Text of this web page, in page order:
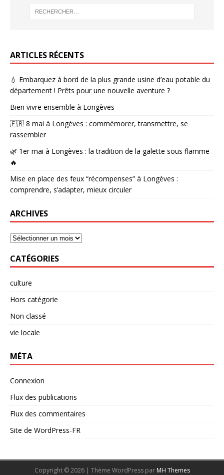
ARTICLES RÉCENTS
💧 Embarquez à bord de la plus grande usine d’eau potable du
département ! Prêts pour une nouvelle aventure ?
Bien vivre ensemble à Longèves
🇫🇷 8 mai à Longèves : commémorer, transmettre, se
rassembler
🌿 1er mai à Longèves : la tradition de la galette sous flamme
🔥
Mise en place des feux “récompenses” à Longèves :
comprendre, s’adapter, mieux circuler
ARCHIVES
CATÉGORIES
culture
Hors catégorie
Non classé
vie locale
MÉTA
Connexion
Flux des publications
Flux des commentaires
Site de WordPress-FR
Copyright © 2026 | Thème WordPress par MH Themes